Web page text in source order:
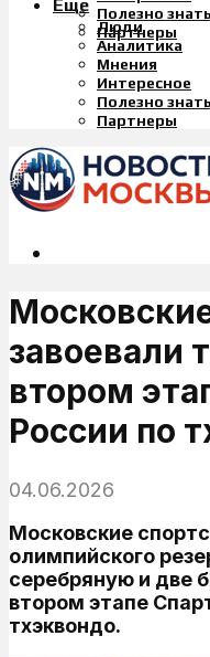
Полезно
Партнеры
Еще
Люди
Аналитика
Мнения
Интересное
Полезно знать
Партнеры
завоевали
втором
России по
04.06.2026
Московские
олимпийского
серебряную и две
втором этапе
тхэквондо.